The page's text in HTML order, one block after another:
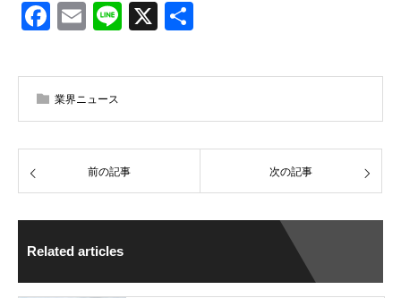
Facebook
EmailLine
X
業界ニュース
前の記事 次の記事
Related articles